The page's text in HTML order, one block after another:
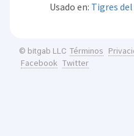
Usado en: Tigres
© bitgab LLC Términos
Facebook Twitter